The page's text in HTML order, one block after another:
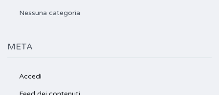
Nessuna categoria
META
Accedi